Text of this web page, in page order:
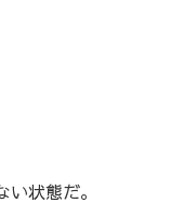
状態だ。